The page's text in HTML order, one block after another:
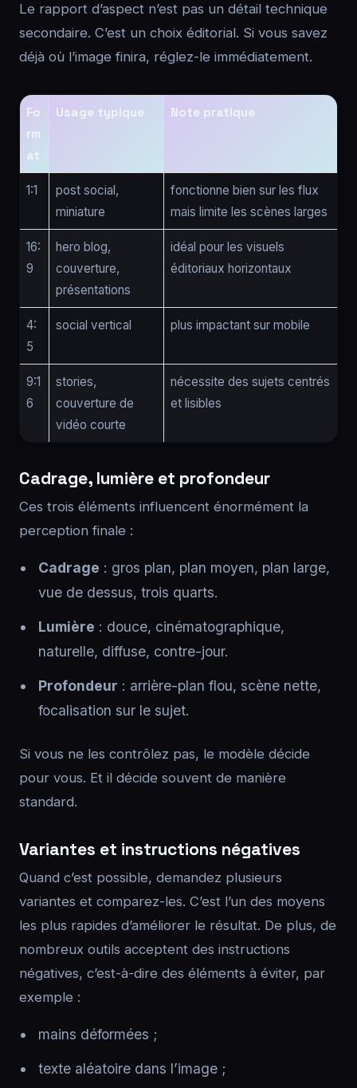
Le rapport d’aspect n’est pas un détail technique
secondaire. C’est un choix éditorial. Si vous savez
déjà où l’image finira, réglez-le immédiatement.
Fo
rm
at
Usage typique Note pratique
1:1
post social,
miniature
fonctionne bien sur les flux
mais limite les scènes larges
16:
9
hero blog,
couverture,
présentations
idéal pour les visuels
éditoriaux horizontaux
4:
5
social vertical plus impactant sur mobile
9:1
6
stories,
couverture de
vidéo courte
nécessite des sujets centrés
et lisibles
Cadrage, lumière et profondeur
Ces trois éléments influencent énormément la
perception finale :
Cadrage : gros plan, plan moyen, plan large,
vue de dessus, trois quarts.
Lumière : douce, cinématographique,
naturelle, diffuse, contre-jour.
Profondeur : arrière-plan flou, scène nette,
focalisation sur le sujet.
Si vous ne les contrôlez pas, le modèle décide
pour vous. Et il décide souvent de manière
standard.
Variantes et instructions négatives
Quand c’est possible, demandez plusieurs
variantes et comparez-les. C’est l’un des moyens
les plus rapides d’améliorer le résultat. De plus, de
nombreux outils acceptent des instructions
négatives, c’est-à-dire des éléments à éviter, par
exemple :
mains déformées ;
texte aléatoire dans l’image ;